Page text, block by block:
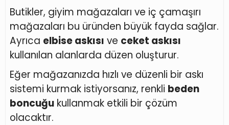
Butikler, giyim mağazaları ve iç çamaşırı
mağazaları bu üründen büyük fayda sağlar.
Ayrıca elbise askısı ve ceket askısı
kullanılan alanlarda düzen oluşturur.
Eğer mağazanızda hızlı ve düzenli bir askı
sistemi kurmak istiyorsanız, renkli beden
boncuğu kullanmak etkili bir çözüm
olacaktır.